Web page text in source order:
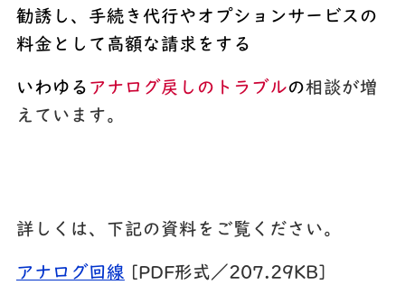
勧誘し、手続き代行やオプションサービスの
料金として高額な請求をする
いわゆる アナログ戻しのトラブルの相談が増
えています。
詳しくは、下記の資料をご覧ください。
アナログ回線 [PDF形式／207.29KB]